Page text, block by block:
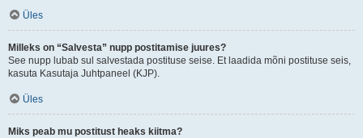
Üles
Milleks on “Salvesta” nupp postitamise juures?
See nupp lubab sul salvestada postituse seise. Et laadida mõni postituse seis,
kasuta Kasutaja Juhtpaneel (KJP).
Üles
Miks peab mu postitust heaks kiitma?